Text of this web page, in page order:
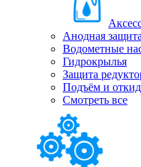
Анодная защита
Водометные
Гидрокрылья
Защита
Подъём и
Смотреть все